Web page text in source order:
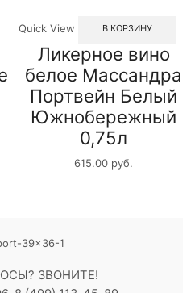
Quick View В КОРЗИНУ
Ликерное вино
белое Массандра
Портвейн Белый
Южнобережный
0,75л
615.00 руб.
ЗВОНИТЕ!